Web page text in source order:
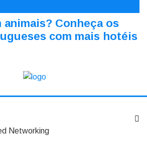
animais? Conheça os
com mais hotéis
Networking